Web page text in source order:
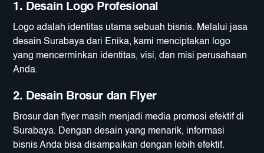
1. Desain Logo Profesional
Logo adalah identitas utama sebuah bisnis. Melalui jasa
desain Surabaya dari Enika, kami menciptakan logo
yang mencerminkan identitas, visi, dan misi perusahaan
Anda.
2. Desain Brosur dan Flyer
Brosur dan flyer masih menjadi media promosi efektif di
Surabaya. Dengan desain yang menarik, informasi
bisnis Anda bisa disampaikan dengan lebih efektif.